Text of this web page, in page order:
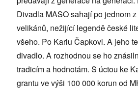
Divadla MASO sahají po jednom
velikánů, nežijící legendě české
všeho. Po Karlu Čapkovi. A jeho
divadlo. A rozhodnou se ho
tradicím a hodnotám. S úctou ke
grantu ve výši 100 000 korun od